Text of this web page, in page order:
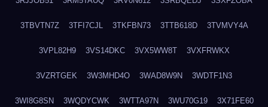
3TBVTN7Z 3TFI7CJL 3TKFBN73 3TTB618D 3TVMVY4A
3VPL82H9 3VS14DKC 3VX5WW8T 3VXFRWKX
3VZRTGEK 3W3MHD4O 3WAD8W9N 3WDTF1N3
3WI8G8SN 3WQDYCWK 3WTTA97N 3WU70G19 3X71FE60